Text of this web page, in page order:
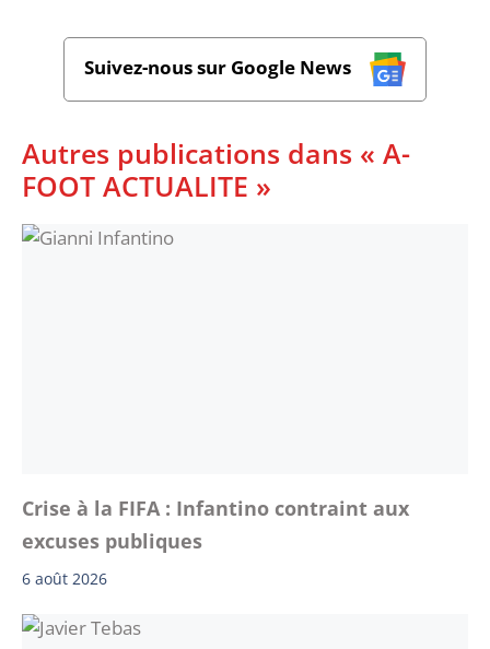
Suivez-nous sur Google News
Autres publications dans « A-
FOOT ACTUALITE »
Crise à la FIFA : Infantino contraint aux
excuses publiques
6 août 2026